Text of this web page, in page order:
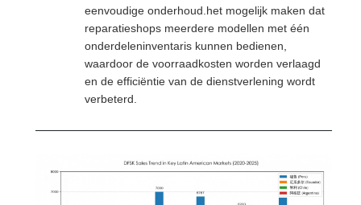
eenvoudige onderhoud.het mogelijk maken dat
reparatieshops meerdere modellen met één
onderdeleninventaris kunnen bedienen,
waardoor de voorraadkosten worden verlaagd
en de efficiëntie van de dienstverlening wordt
verbeterd.